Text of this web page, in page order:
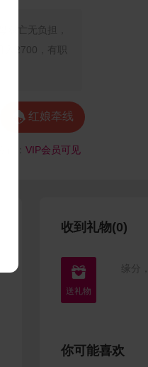
双亡无负担，
2700，有职
 红娘牵线
VIP会员可见
收到礼物(0)
 缘分
你可能喜欢